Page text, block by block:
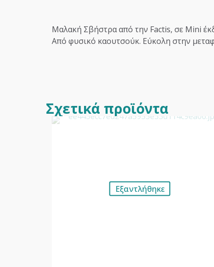
Μαλακή Σβήστρα από την Factis, σε Mini
Από φυσικό καουτσούκ. Εύκολη στην
Σχετικά προϊόντα
Εξαντλήθηκε